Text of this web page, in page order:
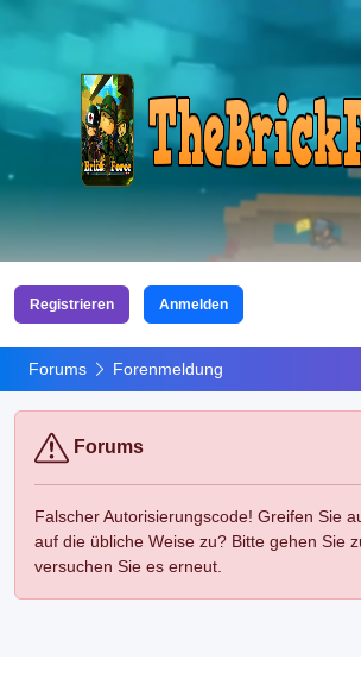
Registrieren Anmelden
Forums Forenmeldung
Forums
Falscher Autorisierungscode! Greifen Sie
auf die übliche Weise zu? Bitte gehen Sie
versuchen Sie es erneut.